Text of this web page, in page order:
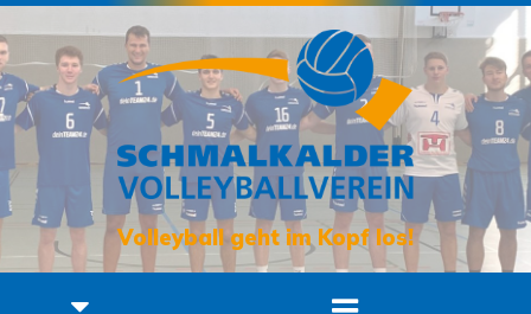
Volleyball geht im Kopf los!